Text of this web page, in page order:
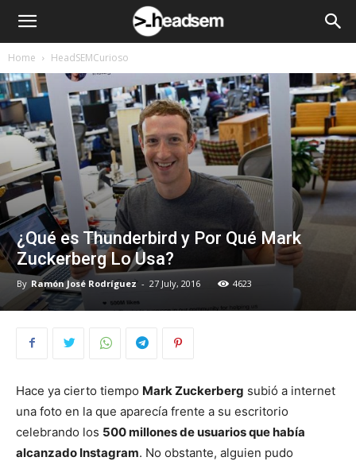
Home HeadSEMCurioso
¿Qué es Thunderbird y Por Qué Mark
Zuckerberg Lo Usa?
By Ramón José Rodríguez - 27 July, 2016 4623
Hace ya cierto tiempo Mark Zuckerberg subió a internet
una foto en la que aparecía frente a su escritorio
celebrando los 500 millones de usuarios que había
alcanzado Instagram. No obstante, alguien pudo